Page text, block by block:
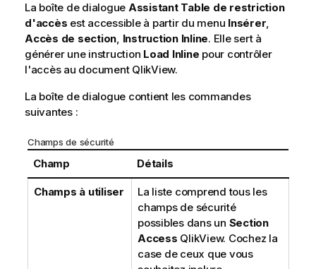
La boîte de dialogue Assistant Table de restriction
d'accès est accessible à partir du menu Insérer,
Accès de section, Instruction Inline. Elle sert à
générer une instruction Load Inline pour contrôler
l'accès au document QlikView.
La boîte de dialogue contient les commandes
suivantes :
Champs de sécurité
Champ Détails
Champs à utiliser
La liste comprend tous les
champs de sécurité
possibles dans un Section
Access QlikView. Cochez la
case de ceux que vous